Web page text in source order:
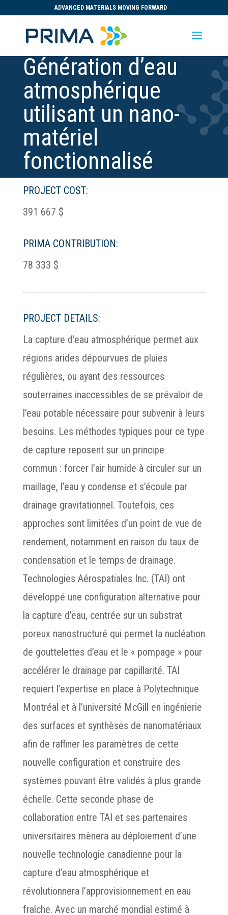
ADVANCED MATERIALS MOVING FORWARD
Génération d’eau
atmosphérique
utilisant un nano-
matériel
fonctionnalisé
PROJECT COST:
391 667 $
PRIMA CONTRIBUTION:
78 333 $
PROJECT DETAILS:
La capture d’eau atmosphérique permet aux
régions arides dépourvues de pluies
régulières, ou ayant des ressources
souterraines inaccessibles de se prévaloir de
l’eau potable nécessaire pour subvenir à leurs
besoins. Les méthodes typiques pour ce type
de capture reposent sur un principe
commun : forcer l’air humide à circuler sur un
maillage, l’eau y condense et s’écoule par
drainage gravitationnel. Toutefois, ces
approches sont limitées d’un point de vue de
rendement, notamment en raison du taux de
condensation et le temps de drainage.
Technologies Aérospatiales Inc. (TAI) ont
développé une configuration alternative pour
la capture d’eau, centrée sur un substrat
poreux nanostructuré qui permet la nucléation
de gouttelettes d’eau et le « pompage » pour
accélérer le drainage par capillarité. TAI
requiert l’expertise en place à Polytechnique
Montréal et à l’université McGill en ingénierie
des surfaces et synthèses de nanomatériaux
afin de raffiner les paramètres de cette
nouvelle configuration et construire des
systèmes pouvant être validés à plus grande
échelle. Cette seconde phase de
collaboration entre TAI et ses partenaires
universitaires mènera au déploiement d’une
nouvelle technologie canadienne pour la
capture d’eau atmosphérique et
révolutionnera l’approvisionnement en eau
fraîche. Avec un marché mondial estimé à